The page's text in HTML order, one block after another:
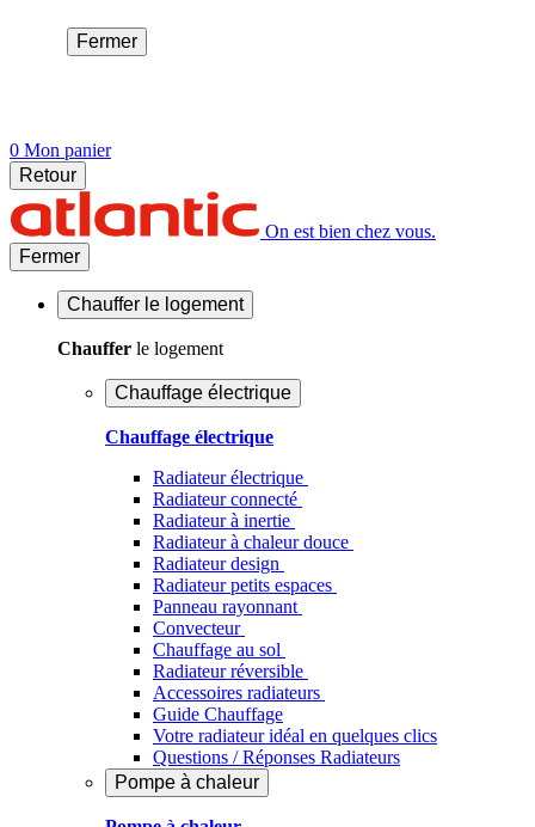
Fermer
0 Mon panier
Retour
On est bien chez vous.
Fermer
Chauffer le logement
Chauffer le logement
Chauffage électrique
Chauffage électrique
Radiateur électrique
Radiateur connecté
Radiateur à inertie
Radiateur à chaleur douce
Radiateur design
Radiateur petits espaces
Panneau rayonnant
Convecteur
Chauffage au sol
Radiateur réversible
Accessoires radiateurs
Guide Chauffage
Votre radiateur idéal en quelques clics
Questions / Réponses Radiateurs
Pompe à chaleur